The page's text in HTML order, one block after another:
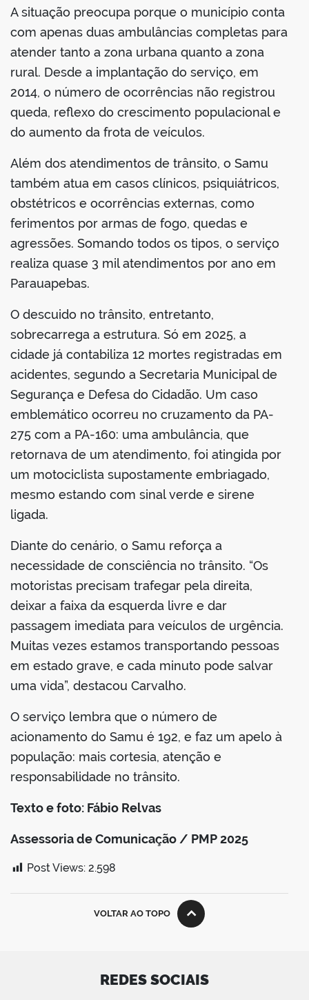
A situação preocupa porque o município conta
com apenas duas ambulâncias completas para
atender tanto a zona urbana quanto a zona
rural. Desde a implantação do serviço, em
2014, o número de ocorrências não registrou
queda, reflexo do crescimento populacional e
do aumento da frota de veículos.
Além dos atendimentos de trânsito, o Samu
também atua em casos clínicos, psiquiátricos,
obstétricos e ocorrências externas, como
ferimentos por armas de fogo, quedas e
agressões. Somando todos os tipos, o serviço
realiza quase 3 mil atendimentos por ano em
Parauapebas.
O descuido no trânsito, entretanto,
sobrecarrega a estrutura. Só em 2025, a
cidade já contabiliza 12 mortes registradas em
acidentes, segundo a Secretaria Municipal de
Segurança e Defesa do Cidadão. Um caso
emblemático ocorreu no cruzamento da PA-
275 com a PA-160: uma ambulância, que
retornava de um atendimento, foi atingida por
um motociclista supostamente embriagado,
mesmo estando com sinal verde e sirene
ligada.
Diante do cenário, o Samu reforça a
necessidade de consciência no trânsito. “Os
motoristas precisam trafegar pela direita,
deixar a faixa da esquerda livre e dar
passagem imediata para veículos de urgência.
Muitas vezes estamos transportando pessoas
em estado grave, e cada minuto pode salvar
uma vida”, destacou Carvalho.
O serviço lembra que o número de
acionamento do Samu é 192, e faz um apelo à
população: mais cortesia, atenção e
responsabilidade no trânsito.
Texto e foto: Fábio Relvas
Assessoria de Comunicação / PMP 2025
Post Views: 2.598
VOLTAR AO TOPO
REDES SOCIAIS